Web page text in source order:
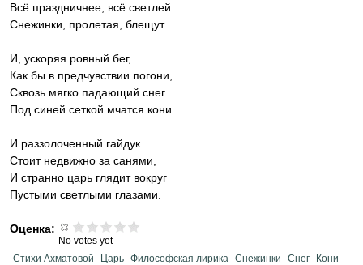
Всё праздничнее, всё светлей
Снежинки, пролетая, блещут.
И, ускоряя ровный бег,
Как бы в предчувствии погони,
Сквозь мягко падающий снег
Под синей сеткой мчатся кони.
И раззолоченный гайдук
Стоит недвижно за санями,
И странно царь глядит вокруг
Пустыми светлыми глазами.
Оценка:
No votes yet
Стихи Ахматовой
Царь Философская лирика Снежинки Снег
Кони